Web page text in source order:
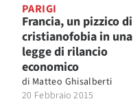
PARIGI
Francia, un pizzico di
cristianofobia in una
legge di rilancio
economico
di Matteo Ghisalberti
20 Febbraio 2015